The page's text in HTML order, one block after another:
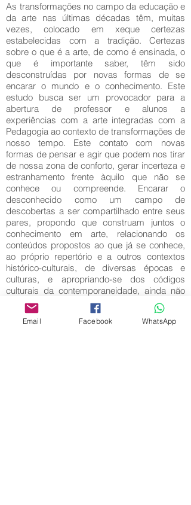
As transformações no campo da educação e
da arte nas últimas décadas têm, muitas
vezes, colocado em xeque certezas
estabelecidas com a tradição. Certezas
sobre o que é a arte, de como é ensinada, o
que é importante saber, têm sido
desconstruídas por novas formas de se
encarar o mundo e o conhecimento. Este
estudo busca ser um provocador para a
abertura de professor e alunos a
experiências com a arte integradas com a
Pedagogia ao contexto de transformações de
nosso tempo. Este contato com novas
formas de pensar e agir que podem nos tirar
de nossa zona de conforto, gerar incerteza e
estranhamento frente àquilo que não se
conhece ou compreende. Encarar o
desconhecido como um campo de
descobertas a ser compartilhado entre seus
pares, propondo que construam juntos o
conhecimento em arte, relacionando os
conteúdos propostos ao que já se conhece,
ao próprio repertório e a outros contextos
histórico-culturais, de diversas épocas e
culturas, e apropriando-se dos códigos
culturais da contemporaneidade, ainda não
transformados definitivamente em história.
Palavras-Chave:
Email Facebook WhatsApp